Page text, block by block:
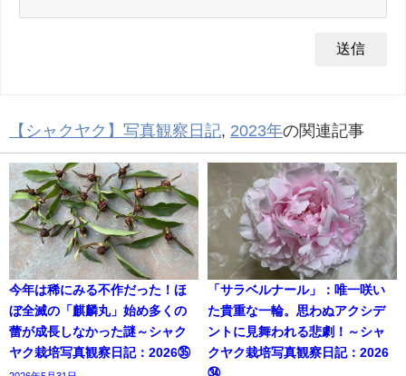
【シャクヤク】写真観察日記, 2023年の関連記事
今年は稀にみる不作だった！ほ
ぼ全滅の「麒麟丸」始め多くの
蕾が成長しなかった謎～シャク
ヤク栽培写真観察日記：2026㉟
「サラベルナール」：唯一咲い
た貴重な一輪。思わぬアクシデ
ントに見舞われる悲劇！～シャ
クヤク栽培写真観察日記：2026
㉞